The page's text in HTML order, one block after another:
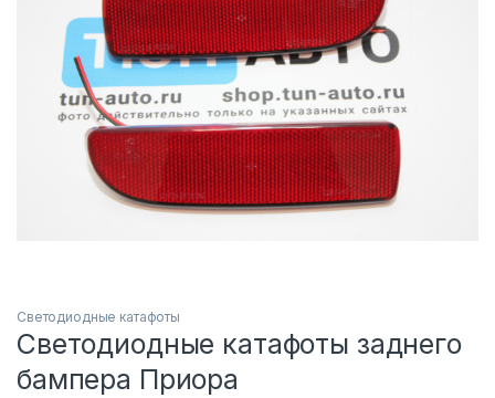
Светодиодные катафоты
Светодиодные катафоты заднего
бампера Приора